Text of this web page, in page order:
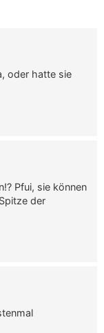
oder hatte sie
Pfui, sie können
der